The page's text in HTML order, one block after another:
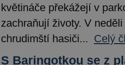
květináče překážejí v
zachraňují životy. V
chrudimští hasiči... Celý
S Baringotkou se z